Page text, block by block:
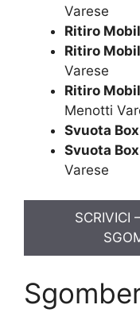
Varese
Ritiro
Ritiro
Varese
Ritiro
Menotti
Svuota Box
Svuota
Varese
SCRIVICI